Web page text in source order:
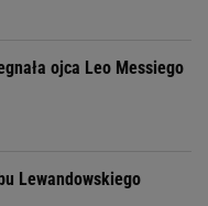
ojca Leo Messiego
Lewandowskiego